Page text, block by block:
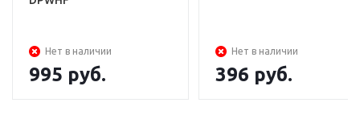
Нет в наличии
995 руб.
Нет в наличии
396 руб.